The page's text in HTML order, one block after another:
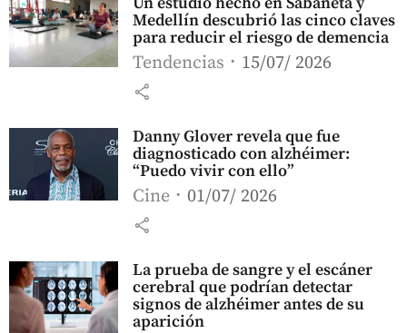
Medellín descubrió las cinco claves
para reducir el riesgo de demencia
Tendencias 15/07/ 2026
share
Danny Glover revela que fue
diagnosticado con alzhéimer:
“Puedo vivir con ello”
Cine 01/07/ 2026
share
La prueba de sangre y el escáner
cerebral que podrían detectar
signos de alzhéimer antes de su
aparición